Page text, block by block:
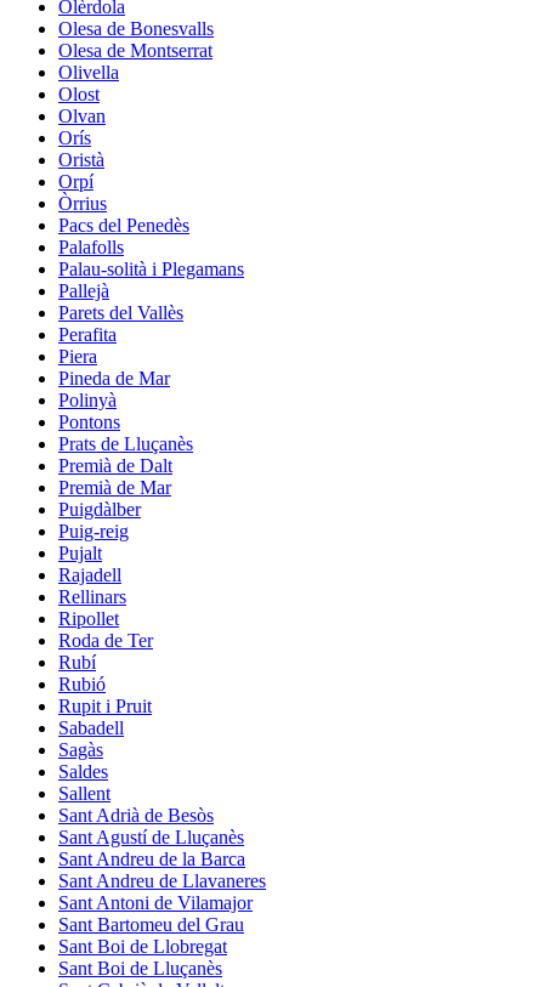
Olèrdola
Olesa de Bonesvalls
Olesa de Montserrat
Olivella
Olost
Olvan
Orís
Oristà
Orpí
Òrrius
Pacs del Penedès
Palafolls
Palau-solità i Plegamans
Pallejà
Parets del Vallès
Perafita
Piera
Pineda de Mar
Polinyà
Pontons
Prats de Lluçanès
Premià de Dalt
Premià de Mar
Puigdàlber
Puig-reig
Pujalt
Rajadell
Rellinars
Ripollet
Roda de Ter
Rubí
Rubió
Rupit i Pruit
Sabadell
Sagàs
Saldes
Sallent
Sant Adrià de Besòs
Sant Agustí de Lluçanès
Sant Andreu de la Barca
Sant Andreu de Llavaneres
Sant Antoni de Vilamajor
Sant Bartomeu del Grau
Sant Boi de Llobregat
Sant Boi de Lluçanès